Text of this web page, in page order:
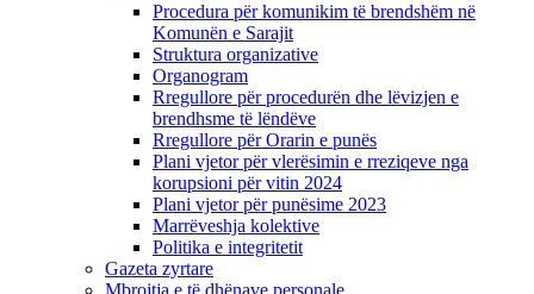
Procedura për komunikim të brendshëm në
Komunën e Sarajit
Struktura organizative
Organogram
Rregullore për procedurën dhe lëvizjen e
brendhsme të lëndëve
Rregullore për Orarin e punës
Plani vjetor për vlerësimin e rreziqeve nga
korupsioni për vitin 2024
Plani vjetor për punësime 2023
Marrëveshja kolektive
Politika e integritetit
Gazeta zyrtare
Mbrojtja e të dhënave personale